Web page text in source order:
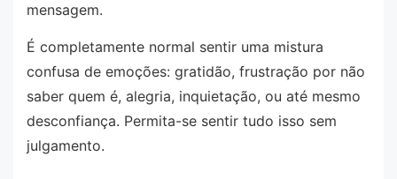
mensagem.
É completamente normal sentir uma mistura
confusa de emoções: gratidão, frustração por não
saber quem é, alegria, inquietação, ou até mesmo
desconfiança. Permita-se sentir tudo isso sem
julgamento.